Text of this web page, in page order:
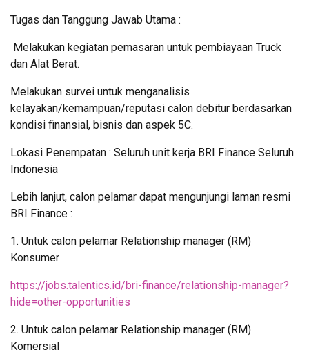
Tugas dan Tanggung Jawab Utama :
Melakukan kegiatan pemasaran untuk pembiayaan Truck
dan Alat Berat.
Melakukan survei untuk menganalisis
kelayakan/kemampuan/reputasi calon debitur berdasarkan
kondisi finansial, bisnis dan aspek 5C.
Lokasi Penempatan : Seluruh unit kerja BRI Finance Seluruh
Indonesia
Lebih lanjut, calon pelamar dapat mengunjungi laman resmi
BRI Finance :
1. Untuk calon pelamar Relationship manager (RM)
Konsumer
https://jobs.talentics.id/bri-finance/relationship-manager?
hide=other-opportunities
2. Untuk calon pelamar Relationship manager (RM)
Komersial